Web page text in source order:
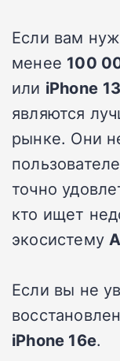
Если вам
менее 100
или iPhone 13
являются
рынке. Они
точно
кто ищет
экосистему
Если вы не
iPhone 16e.